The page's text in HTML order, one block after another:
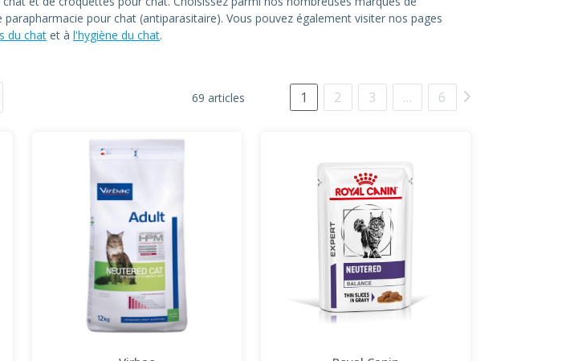
pour chat (antiparasitaire). Vous pouvez également visiter nos pages
du chat et à l'hygiène du chat.
69 articles 1 2 3 … 6